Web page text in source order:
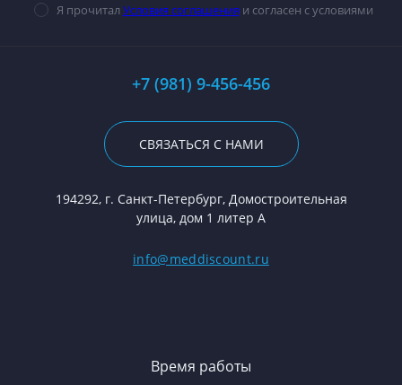
Я прочитал Условия соглашения и согласен с условиями
+7 (981) 9-456-456
СВЯЗАТЬСЯ С НАМИ
194292, г. Санкт-Петербург, Домостроительная
улица, дом 1 литер А
info@meddiscount.ru
Время работы